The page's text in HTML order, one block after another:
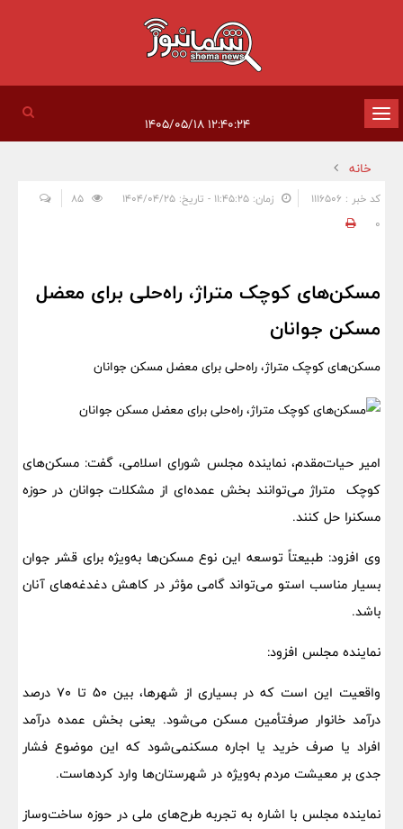
تغییر
وضعیت
ناوبری
خانه
کد خبر : 1116506 زمان: ۱۱:۴۵:۲۵ - تاریخ: ۱۴۰۴/۰۴/۲۵
0
مسکن‌های کوچک متراژ، راه‌حلی برای معضل
مسکن جوانان
مسکن‌های کوچک متراژ، راه‌حلی برای معضل مسکن جوانان
امیر حیات‌مقدم، نماینده مجلس شورای اسلامی، گفت: مسکن‌های
کوچک متراژ می‌توانند بخش عمده‌ای از مشکلات جوانان در حوزه
مسکنرا حل کنند.
وی افزود: طبیعتاً توسعه این نوع مسکن‌ها به‌ویژه برای قشر جوان
بسیار مناسب استو می‌تواند گامی مؤثر در کاهش دغدغه‌های آنان
باشد.
نماینده مجلس افزود:
واقعیت این است که در بسیاری از شهرها، بین ۵۰ تا ۷۰ درصد
درآمد خانوار صرفتأمین مسکن می‌شود. یعنی بخش عمده درآمد
افراد یا صرف خرید یا اجاره مسکنمی‌شود که این موضوع فشار
جدی بر معیشت مردم به‌ویژه در شهرستان‌ها وارد کردهاست.
نماینده مجلس با اشاره به تجربه طرح‌های ملی در حوزه ساخت‌وساز